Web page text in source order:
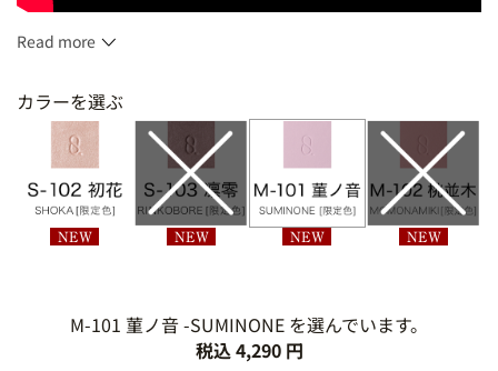
1.5g
Read more
カラーを選ぶ
M-101 菫ノ音 -SUMINONE を選んでいます。
税込 4,290 円